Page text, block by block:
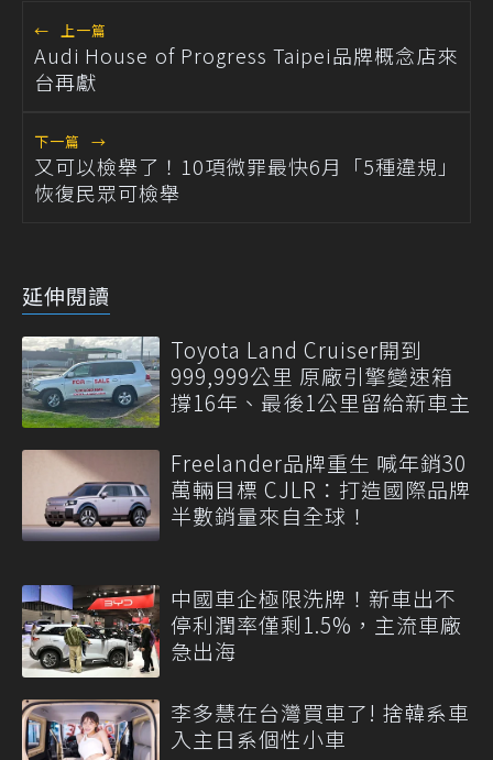
← 上一篇
Audi House of Progress Taipei品牌概念店來
台再獻
下一篇 →
又可以檢舉了！10項微罪最快6月「5種違規」
恢復民眾可檢舉
延伸閱讀
Toyota Land Cruiser開到
999,999公里 原廠引擎變速箱
撐16年、最後1公里留給新車主
Freelander品牌重生 喊年銷30
萬輛目標 CJLR：打造國際品牌
半數銷量來自全球！
中國車企極限洗牌！新車出不
停利潤率僅剩1.5%，主流車廠
急出海
李多慧在台灣買車了! 捨韓系車
入主日系個性小車